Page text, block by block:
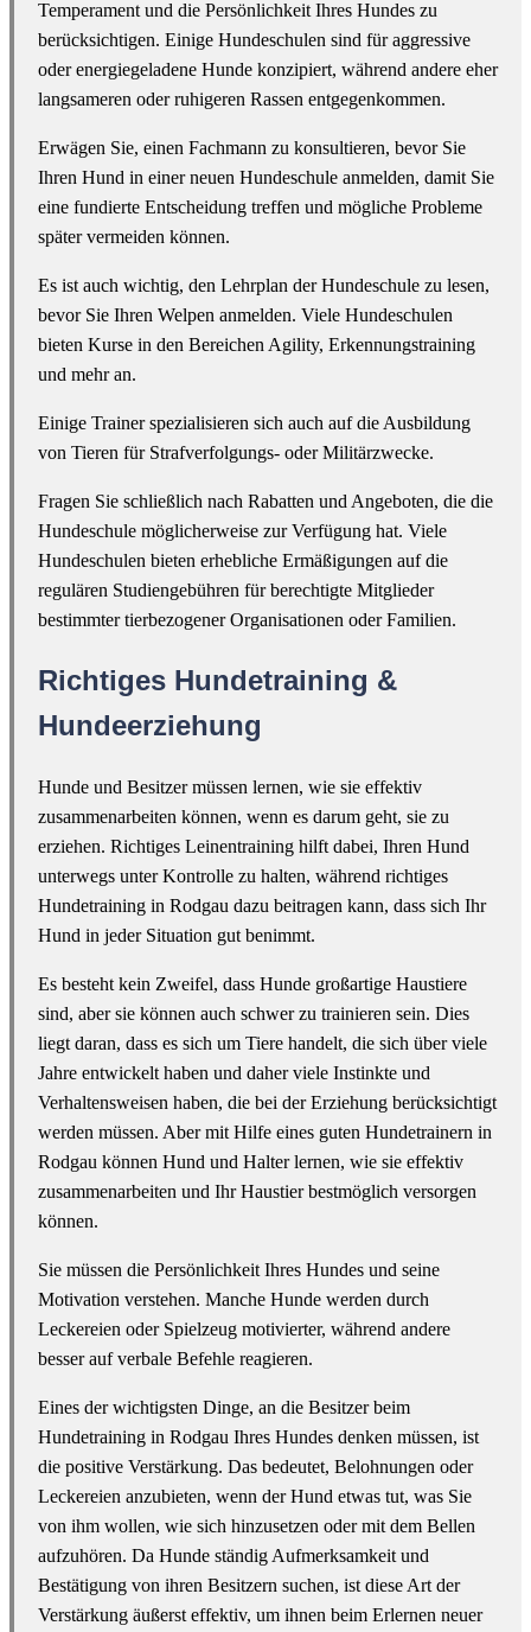
Temperament und die Persönlichkeit Ihres Hundes zu
berücksichtigen. Einige Hundeschulen sind für aggressive
oder energiegeladene Hunde konzipiert, während andere eher
langsameren oder ruhigeren Rassen entgegenkommen.
Erwägen Sie, einen Fachmann zu konsultieren, bevor Sie
Ihren Hund in einer neuen Hundeschule anmelden, damit Sie
eine fundierte Entscheidung treffen und mögliche Probleme
später vermeiden können.
Es ist auch wichtig, den Lehrplan der Hundeschule zu lesen,
bevor Sie Ihren Welpen anmelden. Viele Hundeschulen
bieten Kurse in den Bereichen Agility, Erkennungstraining
und mehr an.
Einige Trainer spezialisieren sich auch auf die Ausbildung
von Tieren für Strafverfolgungs- oder Militärzwecke.
Fragen Sie schließlich nach Rabatten und Angeboten, die die
Hundeschule möglicherweise zur Verfügung hat. Viele
Hundeschulen bieten erhebliche Ermäßigungen auf die
regulären Studiengebühren für berechtigte Mitglieder
bestimmter tierbezogener Organisationen oder Familien.
Richtiges Hundetraining &
Hundeerziehung
Hunde und Besitzer müssen lernen, wie sie effektiv
zusammenarbeiten können, wenn es darum geht, sie zu
erziehen. Richtiges Leinentraining hilft dabei, Ihren Hund
unterwegs unter Kontrolle zu halten, während richtiges
Hundetraining in Rodgau dazu beitragen kann, dass sich Ihr
Hund in jeder Situation gut benimmt.
Es besteht kein Zweifel, dass Hunde großartige Haustiere
sind, aber sie können auch schwer zu trainieren sein. Dies
liegt daran, dass es sich um Tiere handelt, die sich über viele
Jahre entwickelt haben und daher viele Instinkte und
Verhaltensweisen haben, die bei der Erziehung berücksichtigt
werden müssen. Aber mit Hilfe eines guten Hundetrainern in
Rodgau können Hund und Halter lernen, wie sie effektiv
zusammenarbeiten und Ihr Haustier bestmöglich versorgen
können.
Sie müssen die Persönlichkeit Ihres Hundes und seine
Motivation verstehen. Manche Hunde werden durch
Leckereien oder Spielzeug motivierter, während andere
besser auf verbale Befehle reagieren.
Eines der wichtigsten Dinge, an die Besitzer beim
Hundetraining in Rodgau Ihres Hundes denken müssen, ist
die positive Verstärkung. Das bedeutet, Belohnungen oder
Leckereien anzubieten, wenn der Hund etwas tut, was Sie
von ihm wollen, wie sich hinzusetzen oder mit dem Bellen
aufzuhören. Da Hunde ständig Aufmerksamkeit und
Bestätigung von ihren Besitzern suchen, ist diese Art der
Verstärkung äußerst effektiv, um ihnen beim Erlernen neuer